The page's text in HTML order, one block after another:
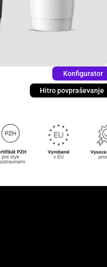
Konfigurator
Hitro povpraševanje